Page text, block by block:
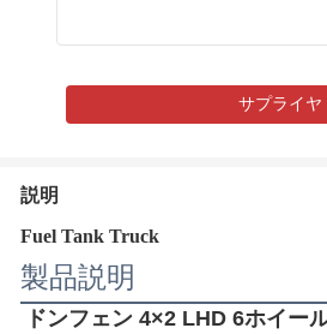
サプライヤ
説明
Fuel Tank Truck
製品説明
ドンフェン 4×2 LHD 6ホイー